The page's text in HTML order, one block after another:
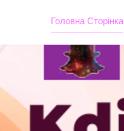
Головна Сторінка